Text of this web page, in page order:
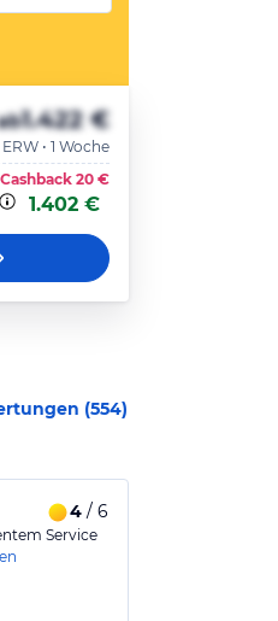
1.422 €
• 1 Woche
20 €
1.402 €
(554)
4/ 6
Service